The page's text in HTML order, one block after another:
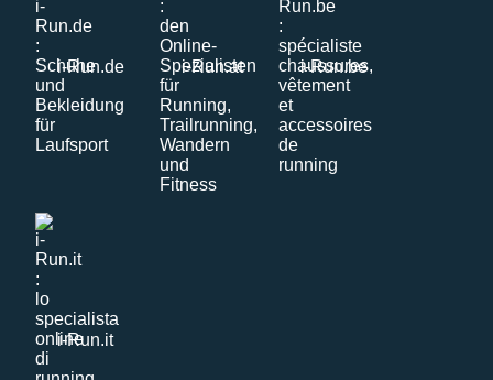
i-Run.de i-Run.at i-Run.be
i-Run.it